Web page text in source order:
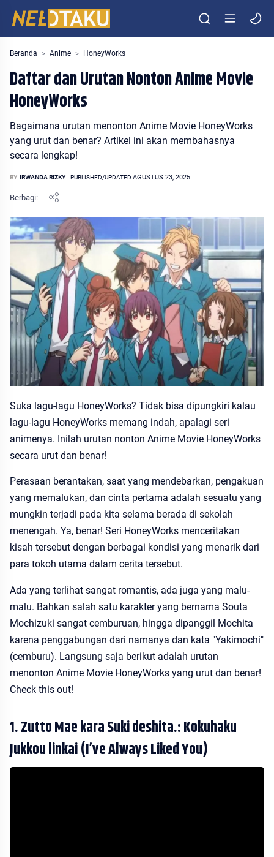
Beranda Anime HoneyWorks
Daftar dan Urutan Nonton Anime Movie
HoneyWorks
Bagaimana urutan menonton Anime Movie HoneyWorks
yang urut dan benar? Artikel ini akan membahasnya
secara lengkap!
Suka lagu-lagu HoneyWorks? Tidak bisa dipungkiri kalau
lagu-lagu HoneyWorks memang indah, apalagi seri
animenya. Inilah urutan nonton Anime Movie HoneyWorks
secara urut dan benar!
Perasaan berantakan, saat yang mendebarkan, pengakuan
yang memalukan, dan cinta pertama adalah sesuatu yang
mungkin terjadi pada kita selama berada di sekolah
menengah. Ya, benar! Seri HoneyWorks menceritakan
kisah tersebut dengan berbagai kondisi yang menarik dari
para tokoh utama dalam cerita tersebut.
Ada yang terlihat sangat romantis, ada juga yang malu-
malu. Bahkan salah satu karakter yang bernama Souta
Mochizuki sangat cemburuan, hingga dipanggil Mochita
karena penggabungan dari namanya dan kata "Yakimochi"
(cemburu). Langsung saja berikut adalah urutan
menonton Anime Movie HoneyWorks yang urut dan benar!
Check this out!
1. Zutto Mae kara Suki deshita.: Kokuhaku
Jukkou linkai (I’ve Always Liked You)